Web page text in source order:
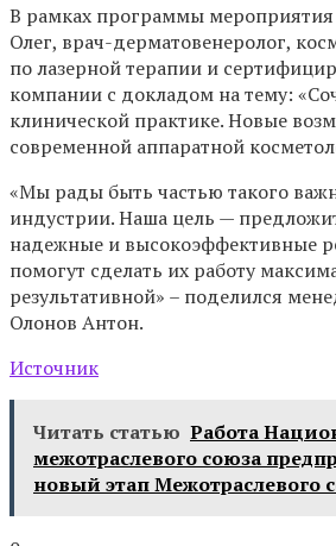
В рамках программы
Олег, врач-дерматовенеролог,
по лазерной терапии и
компании с докладом на тему:
клинической практике. Новые
современной аппаратной
«Мы рады быть частью такого
индустрии. Наша цель —
надежные и высокоэффективные
помогут сделать их работу
результативной» – поделился
Олонов Антон.
Источник
Читать статью Работа
межотраслевого союза
новый этап Межотраслевого